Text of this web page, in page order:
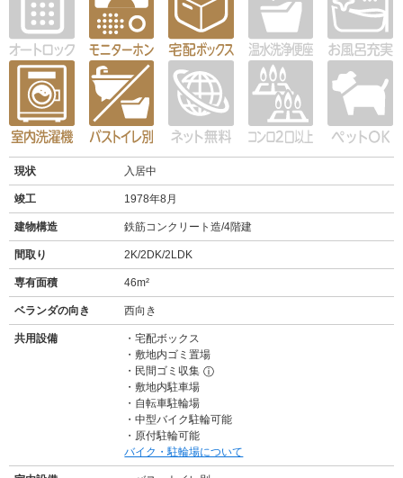
現状 入居中
竣工 1978年8月
建物構造 鉄筋コンクリート造/4階建
間取り 2K/2DK/2LDK
専有面積 46m²
ベランダの向き 西向き
共用設備
宅配ボックス
敷地内ゴミ置場
民間ゴミ収集 ⓘ
敷地内駐車場
自転車駐輪場
中型バイク駐輪可能
原付駐輪可能
バイク・駐輪場について